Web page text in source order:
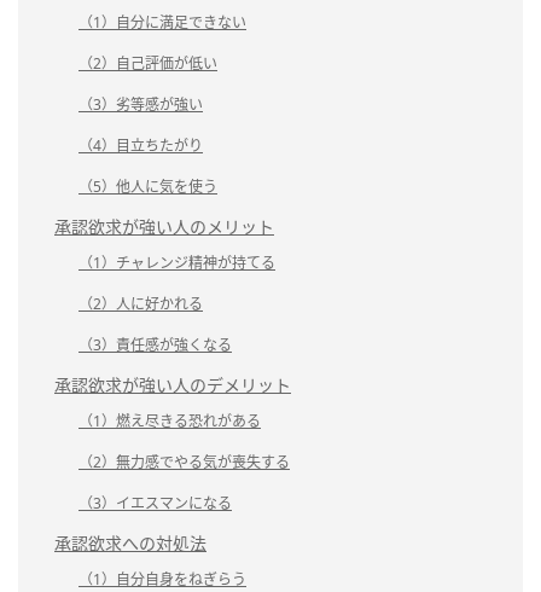
（1）自分に満足できない
（2）自己評価が低い
（3）劣等感が強い
（4）目立ちたがり
（5）他人に気を使う
承認欲求が強い人のメリット
（1）チャレンジ精神が持てる
（2）人に好かれる
（3）責任感が強くなる
承認欲求が強い人のデメリット
（1）燃え尽きる恐れがある
（2）無力感でやる気が喪失する
（3）イエスマンになる
承認欲求への対処法
（1）自分自身をねぎらう